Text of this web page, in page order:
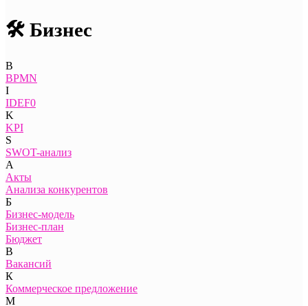
🛠️ Бизнес
B
BPMN
I
IDEF0
K
KPI
S
SWOT-анализ
А
Акты
Анализа конкурентов
Б
Бизнес-модель
Бизнес-план
Бюджет
В
Вакансий
К
Коммерческое предложение
М